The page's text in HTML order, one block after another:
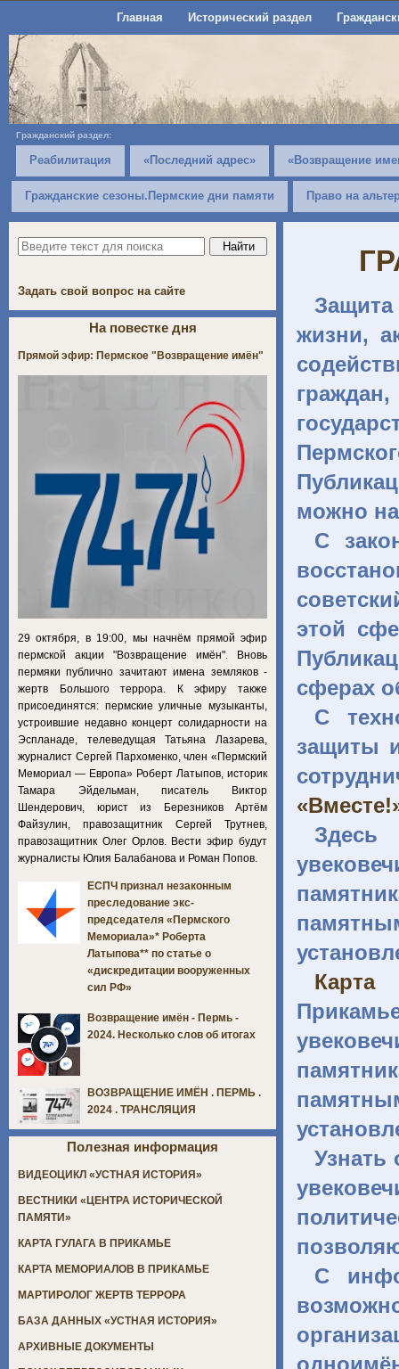
Главная Исторический раздел
Гражданский раздел:
Реабилитация «Последний адрес» «Возвращение
Гражданские сезоны.Пермские дни памяти Право на
жизни,
можно
С
этой
сферах
С
защиты
Здесь
Карта
Узнать
С
Задать свой вопрос на сайте
На повестке дня
Прямой эфир: Пермское "Возвращение имён"
29 октября, в 19:00, мы начнём прямой эфир
пермской акции "Возвращение имён". Вновь
пермяки публично зачитают имена земляков -
жертв Большого террора. К эфиру также
присоединятся: пермские уличные музыканты,
устроившие недавно концерт солидарности на
Эспланаде, телеведущая Татьяна Лазарева,
журналист Сергей Пархоменко, член «Пермский
Мемориал — Европа» Роберт Латыпов, историк
Тамара Эйдельман, писатель Виктор
Шендерович, юрист из Березников Артём
Файзулин, правозащитник Сергей Трутнев,
правозащитник Олег Орлов. Вести эфир будут
журналисты Юлия Балабанова и Роман Попов.
ЕСПЧ признал незаконным
преследование экс-
председателя «Пермского
Мемориала»* Роберта
Латыпова** по статье о
«дискредитации вооруженных
сил РФ»
Возвращение имён - Пермь -
2024. Несколько слов об итогах
ВОЗВРАЩЕНИЕ ИМЁН . ПЕРМЬ .
2024 . ТРАНСЛЯЦИЯ
Полезная информация
ВИДЕОЦИКЛ «УСТНАЯ ИСТОРИЯ»
ВЕСТНИКИ «ЦЕНТРА ИСТОРИЧЕСКОЙ
ПАМЯТИ»
КАРТА ГУЛАГА В ПРИКАМЬЕ
КАРТА МЕМОРИАЛОВ В ПРИКАМЬЕ
МАРТИРОЛОГ ЖЕРТВ ТЕРРОРА
БАЗА ДАННЫХ «УСТНАЯ ИСТОРИЯ»
АРХИВНЫЕ ДОКУМЕНТЫ